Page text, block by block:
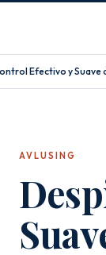
Efectivo y Suave
AVLUSING